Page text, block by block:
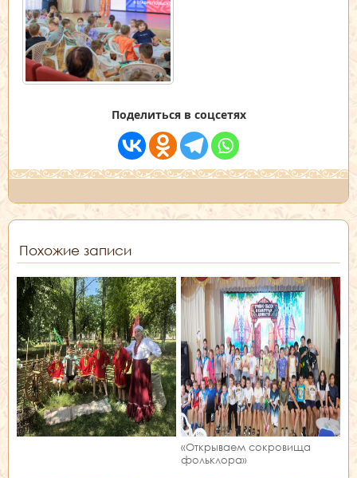
Поделиться в соцсетях
Похожие записи
«Открываем сокровища
фольклора»